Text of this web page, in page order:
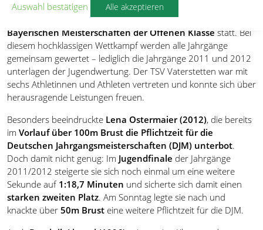
Auswahl bestätigen Alle akzeptieren
Am letzten Märzwochenende fanden in Würzburg die
Bayerischen Meisterschaften der Offenen Klasse statt. Bei
diesem hochklassigen Wettkampf werden alle Jahrgänge
gemeinsam gewertet – lediglich die Jahrgänge 2011 und 2012
unterlagen der Jugendwertung. Der TSV Vaterstetten war mit
sechs Athletinnen und Athleten vertreten und konnte sich über
herausragende Leistungen freuen.
Besonders beeindruckte Lena Ostermaier (2012), die bereits
im Vorlauf über 100m Brust die Pflichtzeit für die
Deutschen Jahrgangsmeisterschaften (DJM) unterbot.
Doch damit nicht genug: Im Jugendfinale der Jahrgänge
2011/2012 steigerte sie sich noch einmal um eine weitere
Sekunde auf 1:18,7 Minuten und sicherte sich damit einen
starken zweiten Platz. Am Sonntag legte sie nach und
knackte über 50m Brust eine weitere Pflichtzeit für die DJM.